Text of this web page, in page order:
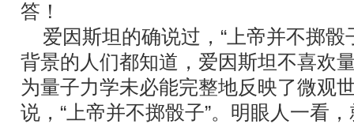
答！
爱因斯坦的确说过，“上帝并不掷骰
背景的人们都知道，爱因斯坦不喜欢
为量子力学未必能完整地反映了微观
说，“上帝并不掷骰子”。明眼人一看